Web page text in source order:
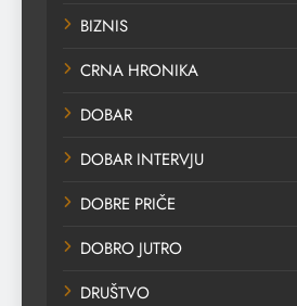
BIZNIS
CRNA HRONIKA
DOBAR
DOBAR INTERVJU
DOBRE PRIČE
DOBRO JUTRO
DRUŠTVO